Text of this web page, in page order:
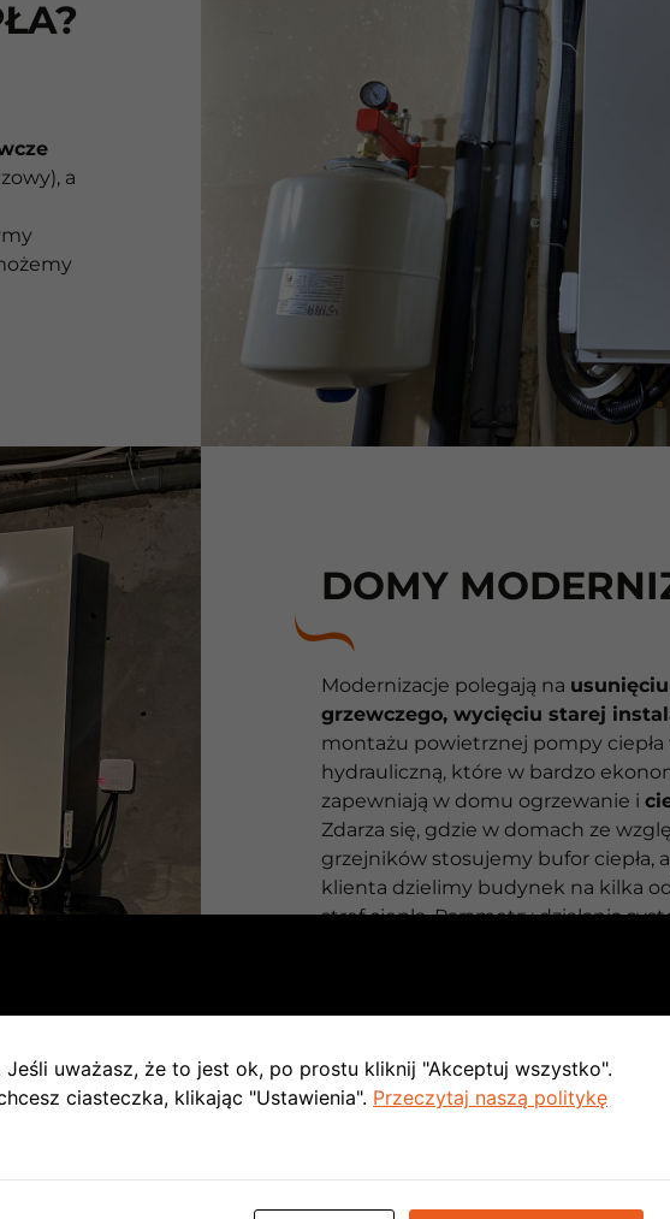
a
DOMY
Modernizacje polegają na
grzewczego, wycięciu starej
montażu powietrznej pompy ciepła
hydrauliczną, które w bardzo
zapewniają w domu ogrzewanie i
Zdarza się, gdzie w domach ze
grzejników stosujemy bufor ciepła,
klienta dzielimy budynek na kilka
stref ciepła. Parametry działania
zdalnie
pojawienia się nieprawidłowości w
specjalna brygada serwisowa dąży
przeciągu
Jeśli uważasz, że to jest ok, po prostu kliknij "Akceptuj wszystko".
ciasteczka, klikając "Ustawienia". Przeczytaj naszą politykę